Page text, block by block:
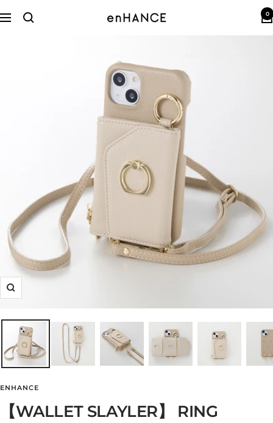
ン
ナ
enHANCE 0
ズ
ENHANCE
【WALLET SLAYLER】 RING